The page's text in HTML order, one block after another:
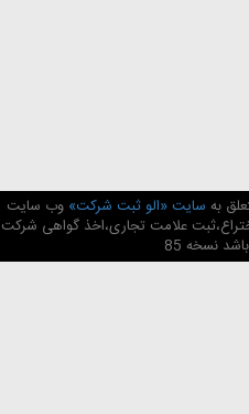
به سایت «الو ثبت شرکت» وب سایت
علامت تجاری،اخذ گواهی شرکت
نسخه 85